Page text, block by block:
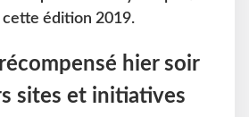
cette édition 2019.
hier soir
sites et initiatives